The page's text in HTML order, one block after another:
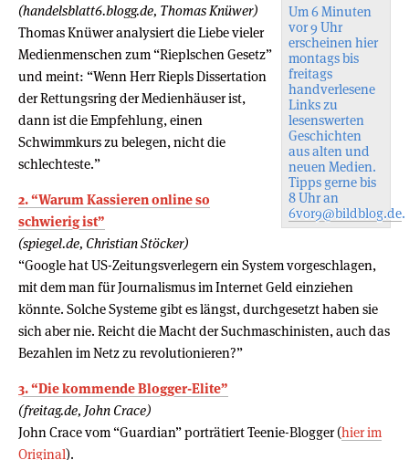
Um 6 Minuten
vor 9 Uhr
erscheinen hier
montags bis
freitags
handverlesene
Links zu
lesenswerten
Geschichten
aus alten und
neuen Medien.
Tipps gerne bis
8 Uhr an
6vor9@bildblog.de.
(handelsblatt6.blogg.de, Thomas Knüwer)
Thomas Knüwer analysiert die Liebe vieler
Medienmenschen zum “Rieplschen Gesetz”
und meint: “Wenn Herr Riepls Dissertation
der Rettungsring der Medienhäuser ist,
dann ist die Empfehlung, einen
Schwimmkurs zu belegen, nicht die
schlechteste.”
2. “Warum Kassieren online so
schwierig ist”
(spiegel.de, Christian Stöcker)
“Google hat US-Zeitungsverlegern ein System vorgeschlagen,
mit dem man für Journalismus im Internet Geld einziehen
könnte. Solche Systeme gibt es längst, durchgesetzt haben sie
sich aber nie. Reicht die Macht der Suchmaschinisten, auch das
Bezahlen im Netz zu revolutionieren?”
3. “Die kommende Blogger-Elite”
(freitag.de, John Crace)
John Crace vom “Guardian” porträtiert Teenie-Blogger (hier im
Original).